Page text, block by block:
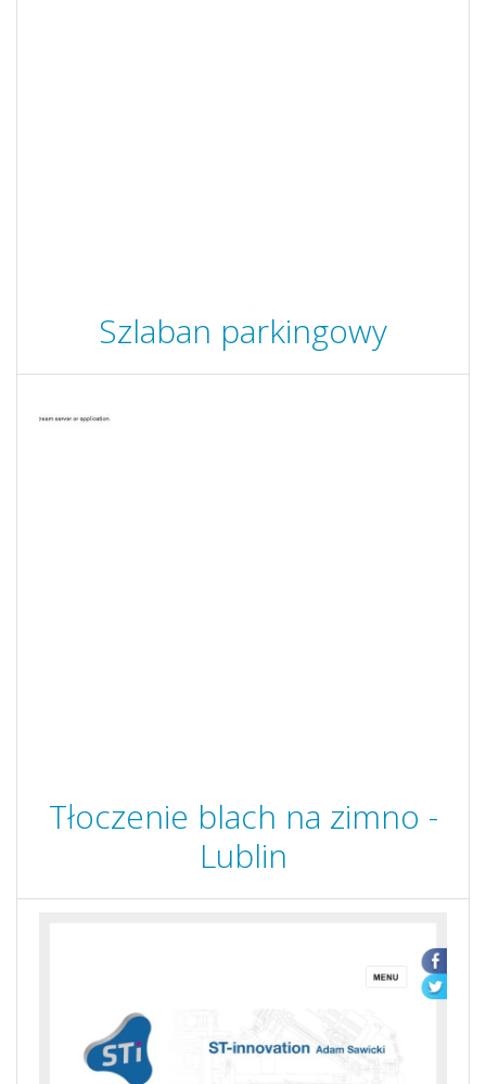
Szlaban parkingowy
Tłoczenie blach na zimno -
Lublin